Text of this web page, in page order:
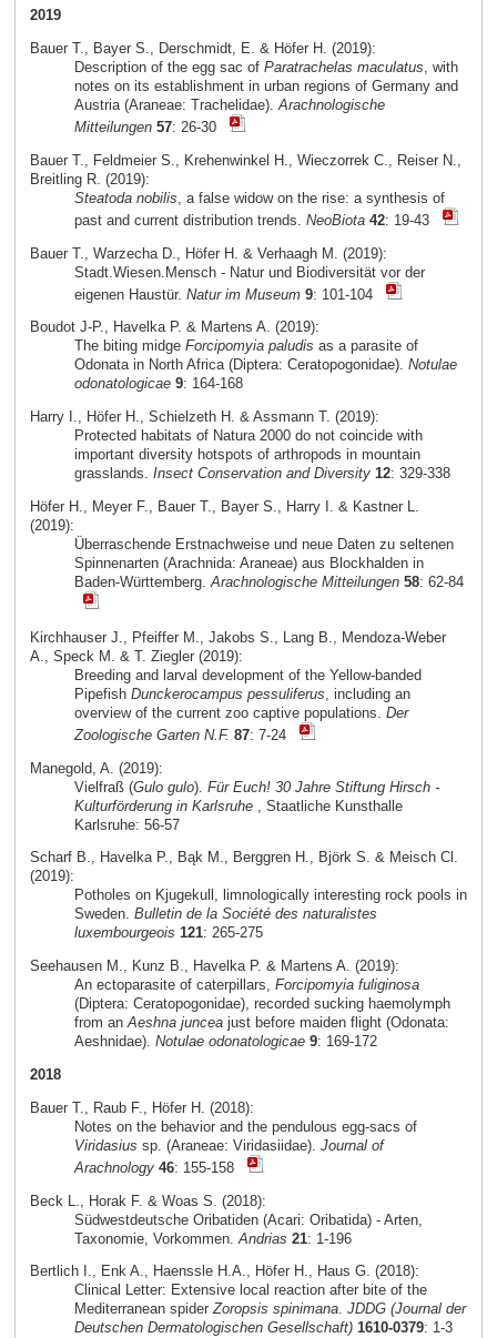
2019
Bauer T., Bayer S., Derschmidt, E. & Höfer H. (2019):
Description of the egg sac of Paratrachelas maculatus , with
notes on its establishment in urban regions of Germany and
Austria (Araneae: Trachelidae). Arachnologische
Mitteilungen 57: 26-30
Bauer T., Feldmeier S., Krehenwinkel H., Wieczorrek C., Reiser N.,
Breitling R. (2019):
Steatoda nobilis , a false widow on the rise: a synthesis of
past and current distribution trends. NeoBiota 42: 19-43
Bauer T., Warzecha D., Höfer H. & Verhaagh M. (2019):
Stadt.Wiesen.Mensch - Natur und Biodiversität vor der
eigenen Haustür. Natur im Museum 9: 101-104
Boudot J-P., Havelka P. & Martens A. (2019):
The biting midge Forcipomyia paludis as a parasite of
Odonata in North Africa (Diptera: Ceratopogonidae). Notulae
odonatologicae 9: 164-168
Harry I., Höfer H., Schielzeth H. & Assmann T. (2019):
Protected habitats of Natura 2000 do not coincide with
important diversity hotspots of arthropods in mountain
grasslands. Insect Conservation and Diversity 12: 329-338
Höfer H., Meyer F., Bauer T., Bayer S., Harry I. & Kastner L.
(2019):
Überraschende Erstnachweise und neue Daten zu seltenen
Spinnenarten (Arachnida: Araneae) aus Blockhalden in
Baden-Württemberg. Arachnologische Mitteilungen 58: 62-84
Kirchhauser J., Pfeiffer M., Jakobs S., Lang B., Mendoza-Weber
A., Speck M. & T. Ziegler (2019):
Breeding and larval development of the Yellow-banded
Pipefish Dunckerocampus pessuliferus , including an
overview of the current zoo captive populations. Der
Zoologische Garten N.F. 87: 7-24
Manegold, A. (2019):
Vielfraß (Gulo gulo). Für Euch! 30 Jahre Stiftung Hirsch -
Kulturförderung in Karlsruhe, Staatliche Kunsthalle
Karlsruhe: 56-57
Scharf B., Havelka P., Bąk M., Berggren H., Björk S. & Meisch Cl.
(2019):
Potholes on Kjugekull, limnologically interesting rock pools in
Sweden. Bulletin de la Société des naturalistes
luxembourgeois 121: 265-275
Seehausen M., Kunz B., Havelka P. & Martens A. (2019):
An ectoparasite of caterpillars, Forcipomyia fuliginosa
(Diptera: Ceratopogonidae), recorded sucking haemolymph
from anAeshna junceajust before maiden flight (Odonata:
Aeshnidae). Notulae odonatologicae 9: 169-172
2018
Bauer T., Raub F., Höfer H. (2018):
Notes on the behavior and the pendulous egg-sacs of
Viridasius sp. (Araneae: Viridasiidae). Journal of
Arachnology 46: 155-158
Beck L., Horak F. & Woas S. (2018):
Südwestdeutsche Oribatiden (Acari: Oribatida) - Arten,
Taxonomie, Vorkommen. Andrias 21: 1-196
Bertlich I., Enk A., Haenssle H.A., Höfer H., Haus G. (2018):
Clinical Letter: Extensive local reaction after bite of the
Mediterranean spiderZoropsis spinimana. JDDG (Journal der
Deutschen Dermatologischen Gesellschaft) 1610-0379: 1-3